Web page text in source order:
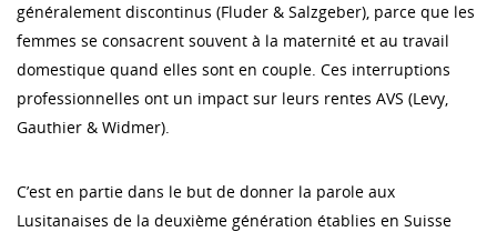
généralement discontinus (Fluder & Salzgeber), parce que les
femmes se consacrent souvent à la maternité et au travail
domestique quand elles sont en couple. Ces interruptions
professionnelles ont un impact sur leurs rentes AVS (Levy,
Gauthier & Widmer).
C’est en partie dans le but de donner la parole aux
Lusitanaises de la deuxième génération établies en Suisse